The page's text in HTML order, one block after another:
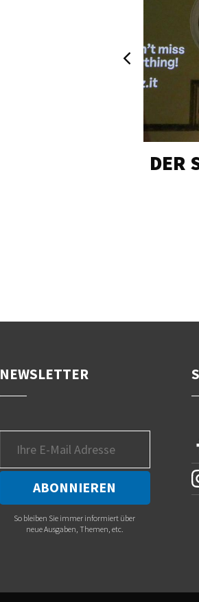
DER
NEWSLETTER
So bleiben Sie immer informiert über
neue Ausgaben, Themen, etc.